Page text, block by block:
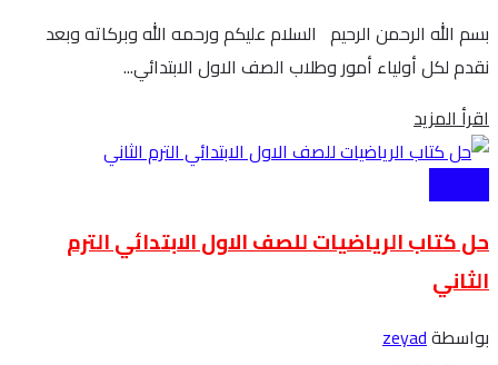
بسم الله الرحمن الرحيم السلام عليكم ورحمه الله وبركاته وبعد
نقدم لكل أولياء أمور وطلاب الصف الاول الابتدائي...
اقرأ المزيدDetails
حل كتاب الرياضيات للصف الاول الابتدائي الترم
الثاني
بواسطة zeyad